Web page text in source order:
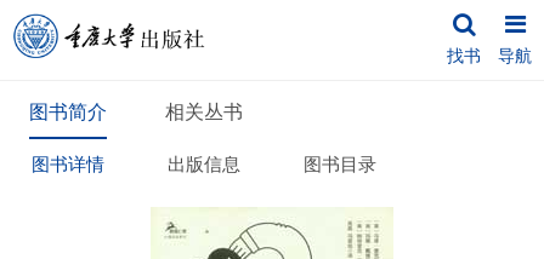
找书 导航
图书简介 相关丛书
图书详情 出版信息 图书目录